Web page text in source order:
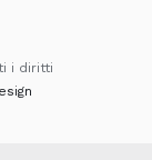
i diritti